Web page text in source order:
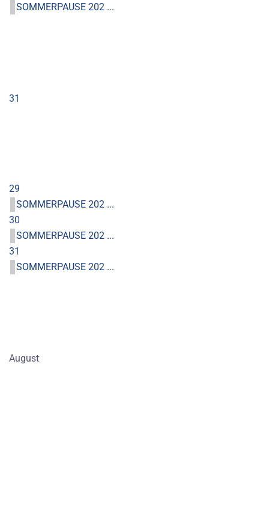
SOMMERPAUSE 202 ...
31
29
SOMMERPAUSE 202 ...
30
SOMMERPAUSE 202 ...
31
SOMMERPAUSE 202 ...
August